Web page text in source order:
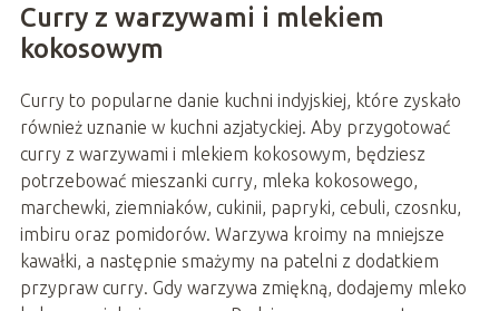
Curry z warzywami i mlekiem
kokosowym
Curry to popularne danie kuchni indyjskiej, które zyskało
również uznanie w kuchni azjatyckiej. Aby przygotować
curry z warzywami i mlekiem kokosowym, będziesz
potrzebować mieszanki curry, mleka kokosowego,
marchewki, ziemniaków, cukinii, papryki, cebuli, czosnku,
imbiru oraz pomidorów. Warzywa kroimy na mniejsze
kawałki, a następnie smażymy na patelni z dodatkiem
przypraw curry. Gdy warzywa zmiękną, dodajemy mleko